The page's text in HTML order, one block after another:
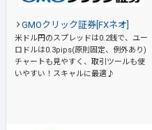
GMOクリック証券[FXネオ]
米ドル円のスプレッドは0.2銭で、ユー
ロドルは0.3pips(原則固定、例外あり)
チャートも見やすく、取引ツールも使
いやすい！スキャルに最適♪